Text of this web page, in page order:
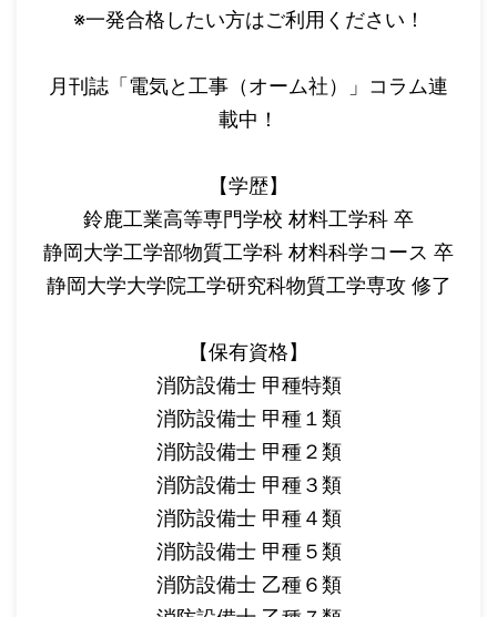
※一発合格したい方はご利用ください！
月刊誌「電気と工事（オーム社）」コラム連
載中！
【学歴】
鈴鹿工業高等専門学校 材料工学科 卒
静岡大学工学部物質工学科 材料科学コース 卒
静岡大学大学院工学研究科物質工学専攻 修了
【保有資格】
消防設備士 甲種特類
消防設備士 甲種１類
消防設備士 甲種２類
消防設備士 甲種３類
消防設備士 甲種４類
消防設備士 甲種５類
消防設備士 乙種６類